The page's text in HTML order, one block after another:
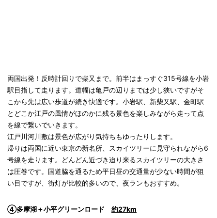
両国出発！反時計回りで柴又まで。前半はまっすぐ315号線を小岩
駅目指して走ります。道幅は亀戸の辺りまでは少し狭いですがそ
こから先は広い歩道が続き快適です。小岩駅、新柴又駅、金町駅
とどこか江戸の風情がほのかに残る景色を楽しみながら走って点
を線で繋いでいきます。
江戸川河川敷は景色が広がり気持ちもゆったりします。
帰りは両国に近い東京の新名所、スカイツリーに見守られながら6
号線を走ります。どんどん近づき迫り来るスカイツリーの大きさ
は圧巻です。国道脇を通るため平日昼の交通量が少ない時間が狙
い目ですが、街灯が比較的多いので、夜ランもおすすめ。
④多摩湖＋小平グリーンロード 約27km